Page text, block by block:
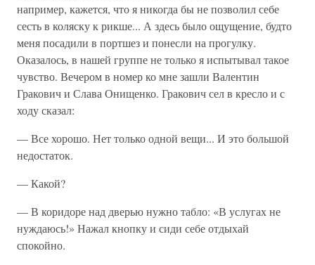
например, кажется, что я никогда бы не позволил себе
сесть в коляску к рикше... А здесь было ощущение, будто
меня посадили в портшез и понесли на прогулку.
Оказалось, в нашей группе не только я испытывал такое
чувство. Вечером в номер ко мне зашли Валентин
Гракович и Слава Онищенко. Гракович сел в кресло и с
ходу сказал:
— Все хорошо. Нет только одной вещи... И это большой
недостаток.
— Какой?
— В коридоре над дверью нужно табло: «В услугах не
нуждаюсь!» Нажал кнопку и сиди себе отдыхай
спокойно.